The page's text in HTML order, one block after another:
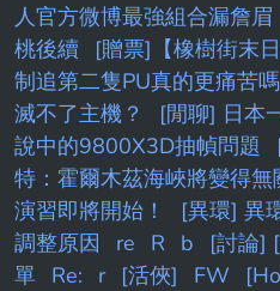
人官方微博最強組合漏詹眉
桃後續
[贈票]【橡樹街末
制追第二隻PU真的更痛苦嗎
滅不了主機？
[閒聊] 日本
說中的9800X3D抽幀問題
特：霍爾木茲海峽將變得無
演習即將開始！
[異環] 異
調整原因
re R b
[討論]
單 Re: r [活俠] FW